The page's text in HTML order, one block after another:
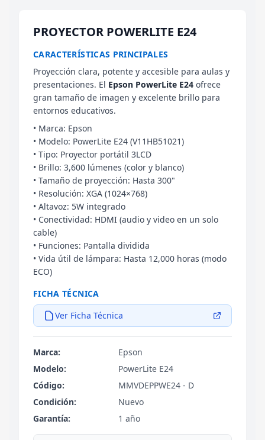
PROYECTOR POWERLITE E24
CARACTERÍSTICAS PRINCIPALES
Proyección clara, potente y accesible para aulas y
presentaciones. El Epson PowerLite E24 ofrece
gran tamaño de imagen y excelente brillo para
entornos educativos.
• Marca: Epson
• Modelo: PowerLite E24 (V11HB51021)
• Tipo: Proyector portátil 3LCD
• Brillo: 3,600 lúmenes (color y blanco)
• Tamaño de proyección: Hasta 300"
• Resolución: XGA (1024×768)
• Altavoz: 5W integrado
• Conectividad: HDMI (audio y video en un solo
cable)
• Funciones: Pantalla dividida
• Vida útil de lámpara: Hasta 12,000 horas (modo
ECO)
FICHA TÉCNICA
Ver Ficha Técnica
Marca:
Epson
Modelo:
PowerLite E24
Código:
MMVDEPPWE24 - D
Condición:
Nuevo
Garantía:
1 año